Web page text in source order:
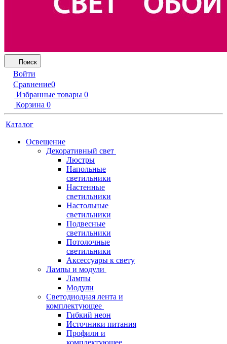
Поиск
Войти
Сравнение0
Избранные товары 0
Корзина 0
Каталог
Освещение
Декоративный свет
Люстры
Напольные
светильники
Настенные
светильники
Настольные
светильники
Подвесные
светильники
Потолочные
светильники
Аксессуары к свету
Лампы и модули
Лампы
Модули
Светодиодная лента и
комплектующее
Гибкий неон
Источники питания
Профили и
комплектующее